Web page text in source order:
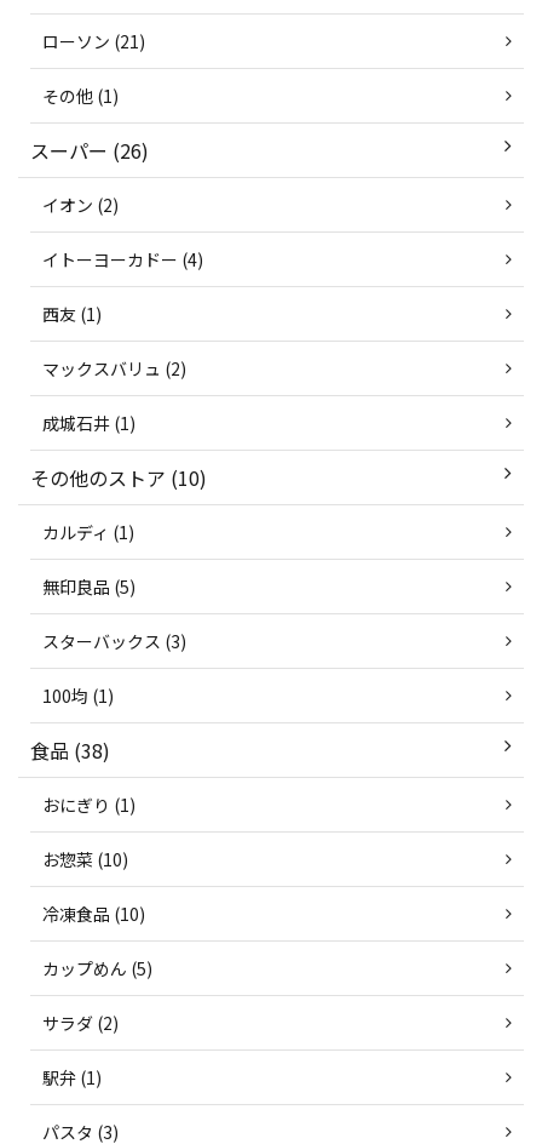
ローソン (21)
その他 (1)
スーパー (26)
イオン (2)
イトーヨーカドー (4)
西友 (1)
マックスバリュ (2)
成城石井 (1)
その他のストア (10)
カルディ (1)
無印良品 (5)
スターバックス (3)
100均 (1)
食品 (38)
おにぎり (1)
お惣菜 (10)
冷凍食品 (10)
カップめん (5)
サラダ (2)
駅弁 (1)
パスタ (3)